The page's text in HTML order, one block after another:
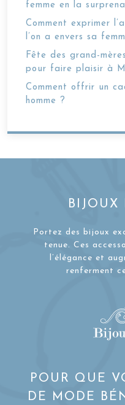
femme en la
Comment exprimer
l’on a envers sa
Fête des grand-
pour faire plaisir à
Comment offrir un
homme ?
BIJOUX
Portez des bijoux
tenue. Ces
l’élégance et
renferment
POUR QUE
DE MODE